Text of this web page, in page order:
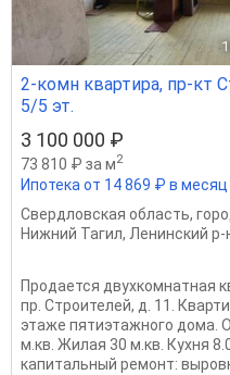
1
2-комн квартира, пр-кт
5/5 эт.
3 100 000 ₽
73 810 ₽ за м2
Ипотека от 14 869 ₽ в месяц
Свердловская область,
Нижний Тагил, Ленинский р-
Продается двухкомнатная
пр. Строителей, д. 11.
этаже пятиэтажного дома.
м.кв. Жилая 30 м.кв. Кухня
капитальный ремонт: